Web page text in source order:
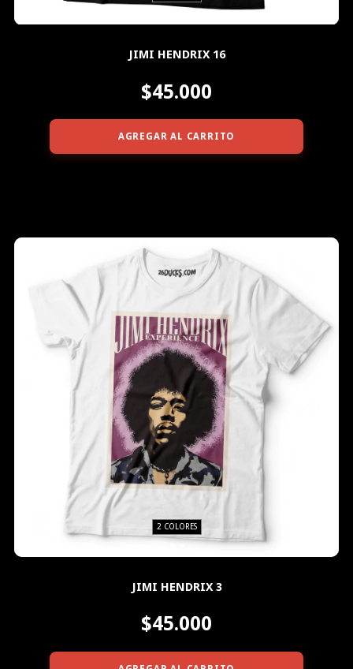
JIMI HENDRIX 16
$45.000
AGREGAR AL CARRITO
2 COLORES
JIMI HENDRIX 3
$45.000